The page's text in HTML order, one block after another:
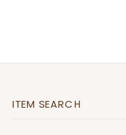
ITEM SEARCＨ